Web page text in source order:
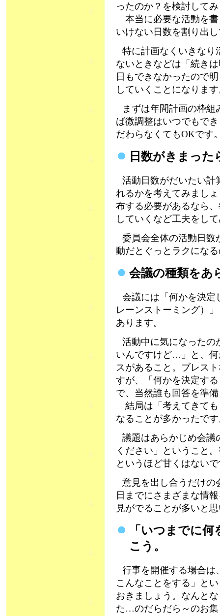
ったのか？を検討して
本当に必要な活動を書
いけない日数を割り出
特に計画なくいきなり
ないときなどは「続き
日もできなかったので
していくことになりま
まずは年間計画の枠
ば微調整はいつでもで
だわらなくてもOKです
日数がきまっ
活動日数がだいたい計
れるかを考えてみまし
布する必要があるなら
していくなど工夫をし
委員会全体の活動日数
動だとぐっとラクにな
会議の種類をあ
会議には「何かを決定
レーンストーミング）
あります。
活動中に気になったの
いんですけど…」と、
スがあること。ブレス
すが、「何かを決定す
で、当然誰も回答を準
結局は「考えてきて
なることが多かったで
議題はあらかじめ会議
ください」ということ
というほど甘くはない
意見を出し合うだけの
日までにさまざまな情
見がでることが多いと
「いつまでに
こう。
行事を開催する場合は
こんなことをする」と
おきましょう。なんと
た…のだらだら～のお